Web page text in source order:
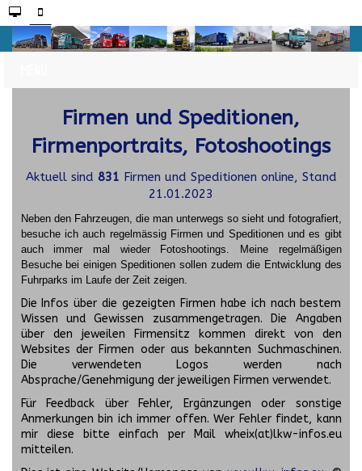
Firmen und Speditionen,
Firmenportraits, Fotoshootings
Aktuell sind 831 Firmen und Speditionen online, Stand
21.01.2023
Neben den Fahrzeugen, die man unterwegs so sieht und fotografiert,
besuche ich auch regelmässig Firmen und Speditionen und es gibt
auch immer mal wieder Fotoshootings.
Meine regelmäßigen
Besuche bei einigen Speditionen sollen zudem die Entwicklung des
Fuhrparks im Laufe der Zeit zeigen.
Die Infos über die gezeigten Firmen habe ich nach bestem
Wissen und Gewissen zusammengetragen. Die Angaben
über den jeweilen Firmensitz kommen direkt von den
Websites der Firmen oder aus bekannten Suchmaschinen.
Die verwendeten Logos werden nach
Absprache/Genehmigung der jeweiligen Firmen verwendet.
Für Feedback über Fehler, Ergänzungen oder sonstige
Anmerkungen bin ich immer offen. Wer Fehler findet, kann
mir diese bitte einfach per Mail wheix(at)lkw-infos.eu
mitteilen.